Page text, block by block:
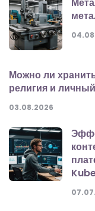
Можно ли
религия и
03.08.2026